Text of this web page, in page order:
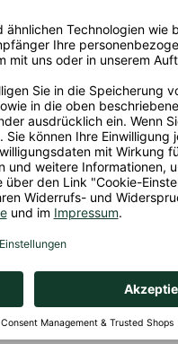
aus
Vitamin
Fraunhoferstr. 9,